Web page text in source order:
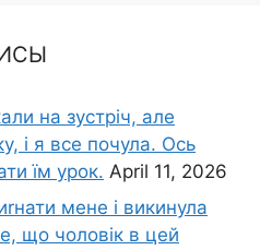
на зустріч, але
і я все почула. Ось
їм урок. April 11, 2026
мене і викинула
що чоловік в цей